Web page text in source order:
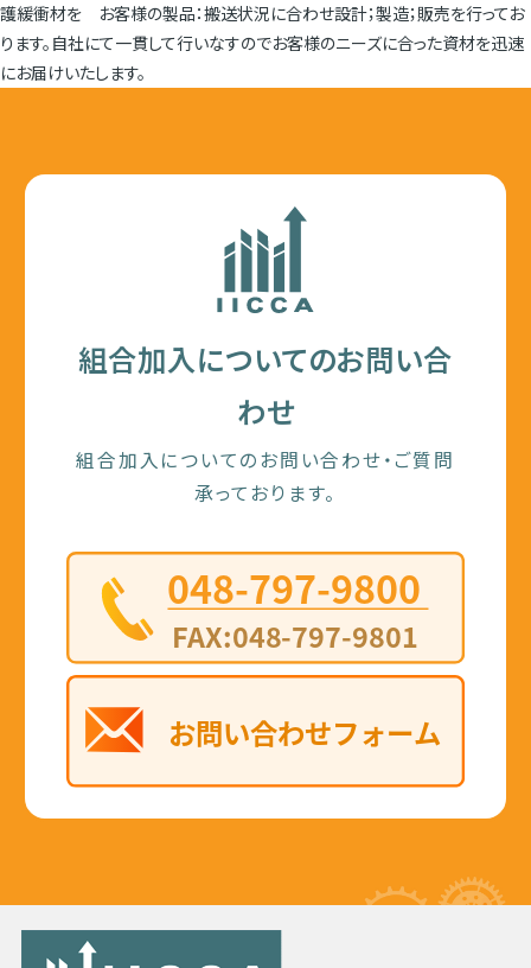
護緩衝材を お客様の製品：搬送状況に合わせ設計；製造；販売を行ってお
ります。自社にて一貫して行いなすのでお客様のニーズに合った資材を迅速
にお届けいたします。
組合加入についてのお問い合
わせ
組合加入についてのお問い合わせ・ご質問
承っております。